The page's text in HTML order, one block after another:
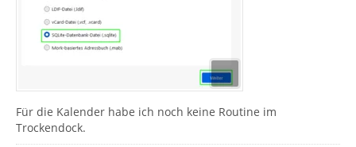
Für die Kalender habe ich noch keine Routine im
Trockendock.